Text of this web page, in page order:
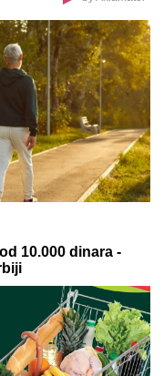
VARAJU":
odbornica se
na sednicu, a
situacija: